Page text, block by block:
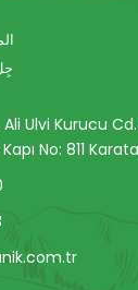
Ulvi Kurucu
No: 811